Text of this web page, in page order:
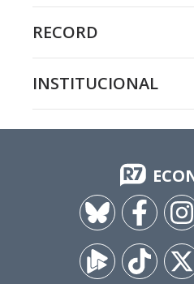
RECORD
INSTITUCIONAL